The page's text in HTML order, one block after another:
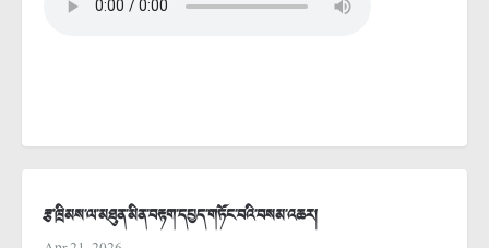
རྩ་ཁྲིམས་ལ་མཐུན་མིན་བརྟག་དཔྱད་གཏོང་བའི་བསམ་འཆར།